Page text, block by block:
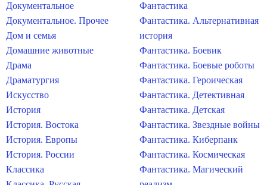
Документальное
Документальное. Прочее
Дом и семья
Домашние животные
Драма
Драматургия
Искусство
История
История. Востока
История. Европы
История. России
Классика
Фантастика
Фантастика. Альтернативная
история
Фантастика. Боевик
Фантастика. Боевые роботы
Фантастика. Героическая
Фантастика. Детективная
Фантастика. Детская
Фантастика. Звездные войны
Фантастика. Киберпанк
Фантастика. Космическая
Фантастика. Магический